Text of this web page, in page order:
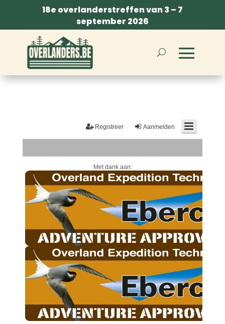
18e overlanderstreffen van 3 – 7
september 2026